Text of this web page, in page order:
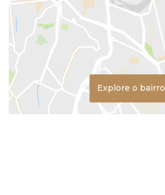
Explore o bairro